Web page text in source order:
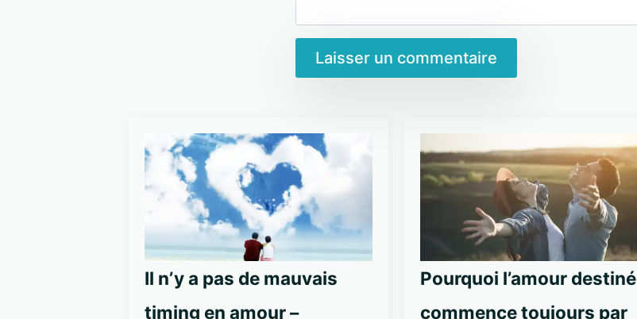
Il n’y a pas de mauvais
timing en amour –
Pourquoi l’amour destiné
commence toujours par